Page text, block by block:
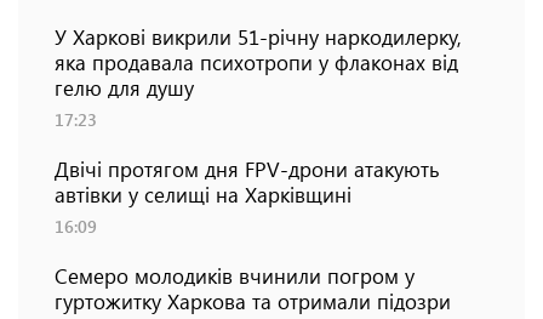
У Харкові викрили 51-річну наркодилерку,
яка продавала психотропи у флаконах від
гелю для душу
17:23
Двічі протягом дня FPV-дрони атакують
автівки у селищі на Харківщині
16:09
Семеро молодиків вчинили погром у
гуртожитку Харкова та отримали підозри